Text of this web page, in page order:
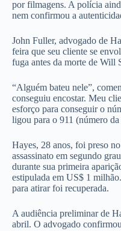
por filmagens. A polícia
nem confirmou a
John Fuller, advogado de
feira que seu cliente se
fuga antes da morte de Will
“Alguém bateu nele”,
conseguiu encostar. Meu
esforço para conseguir o
ligou para o 911 (número
Hayes, 28 anos, foi preso
assassinato em segundo
durante sua primeira
estipulada em US$ 1
para atirar foi recuperada.
A audiência preliminar de
abril. O advogado